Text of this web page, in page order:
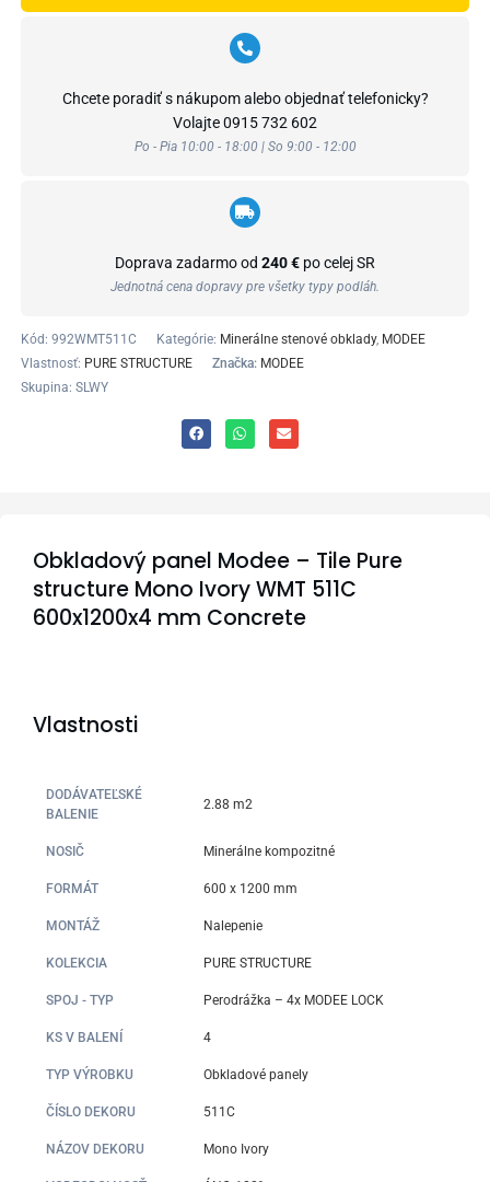
Chcete poradiť s nákupom alebo objednať telefonicky?
Volajte0915 732 602
Po - Pia 10:00 - 18:00 | So 9:00 - 12:00
Doprava zadarmo od 240 € po celej SR
Jednotná cena dopravy pre všetky typy podláh.
Kód: 992WMT511C Kategórie: Minerálne stenové obklady, MODEE
Vlastnosť: PURE STRUCTURE Značka: MODEE
Skupina: SLWY
Obkladový panel Modee – Tile Pure
structure Mono Ivory WMT 511C
600x1200x4 mm Concrete
Vlastnosti
DODÁVATEĽSKÉ
BALENIE
2.88 m2
NOSIČ Minerálne kompozitné
FORMÁT 600 x 1200 mm
MONTÁŽ Nalepenie
KOLEKCIA PURE STRUCTURE
SPOJ - TYP Perodrážka – 4x MODEE LOCK
KS V BALENÍ 4
TYP VÝROBKU Obkladové panely
ČÍSLO DEKORU 511C
NÁZOV DEKORU Mono Ivory